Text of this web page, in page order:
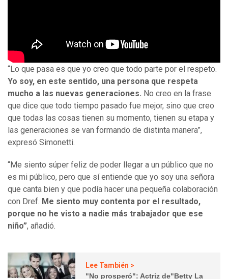
“Lo que pasa es que yo creo que todo parte por el respeto.
Yo soy, en este sentido, una persona que respeta
mucho a las nuevas generaciones. No creo en la frase
que dice que todo tiempo pasado fue mejor, sino que creo
que todas las cosas tienen su momento, tienen su etapa y
las generaciones se van formando de distinta manera”,
expresó Simonetti.
“Me siento súper feliz de poder llegar a un público que no
es mi público, pero que sí entiende que yo soy una señora
que canta bien y que podía hacer una pequeña colaboración
con Dref. Me siento muy contenta por el resultado,
porque no he visto a nadie más trabajador que ese
niño”, añadió.
Lee También >
"No prosperó": Actriz de"Betty La